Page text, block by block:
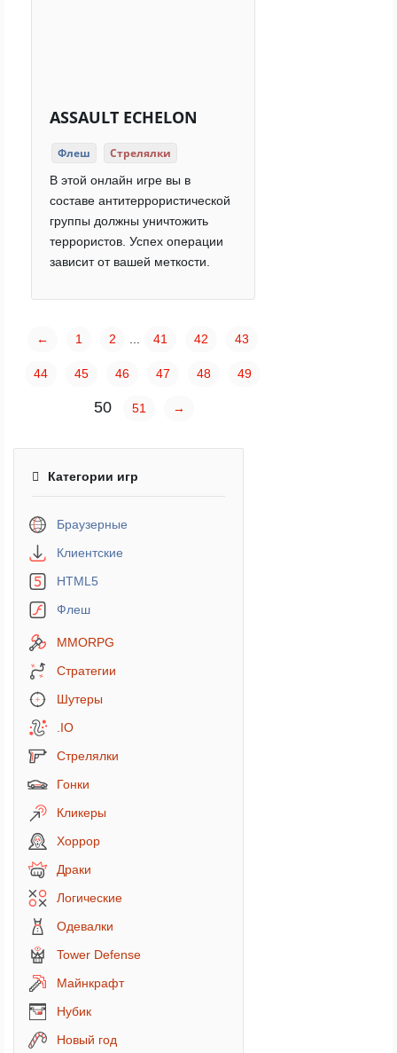
ASSAULT ECHELON
Флеш Стрелялки
В этой онлайн игре вы в
составе антитеррористической
группы должны уничтожить
террористов. Успех операции
зависит от вашей меткости.
← 1 2 41 42 43
44 45 46 47 48 49
50 51 →
Категории игр
Браузерные
Клиентские
HTML5
Флеш
MMORPG
Стратегии
Шутеры
.IO
Стрелялки
Гонки
Кликеры
Хоррор
Драки
Логические
Одевалки
Tower Defense
Майнкрафт
Нубик
Новый год